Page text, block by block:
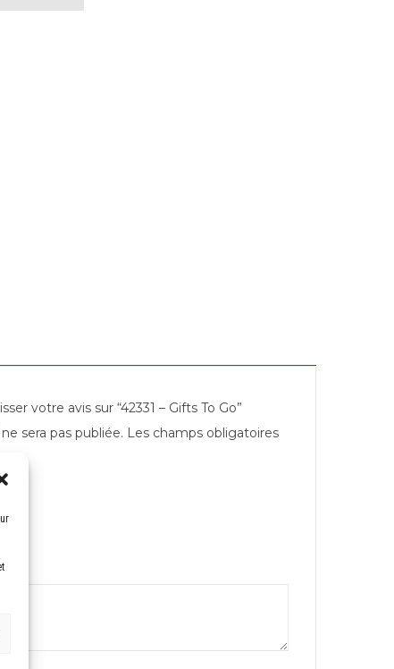
votre avis sur “42331 – Gifts To Go”
sera pas publiée. Les champs obligatoires